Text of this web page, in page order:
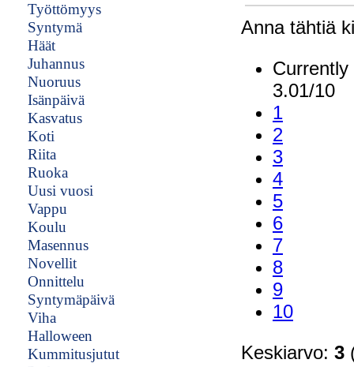
Työttömyys
Syntymä
Häät
Juhannus
Nuoruus
Isänpäivä
Kasvatus
Koti
Riita
Ruoka
Uusi vuosi
Vappu
Koulu
Masennus
Novellit
Onnittelu
Syntymäpäivä
Viha
Halloween
Kummitusjutut
Anna tähtiä
Currently
3.01/10
1
2
3
4
5
6
7
8
9
10
Keskiarvo: 3